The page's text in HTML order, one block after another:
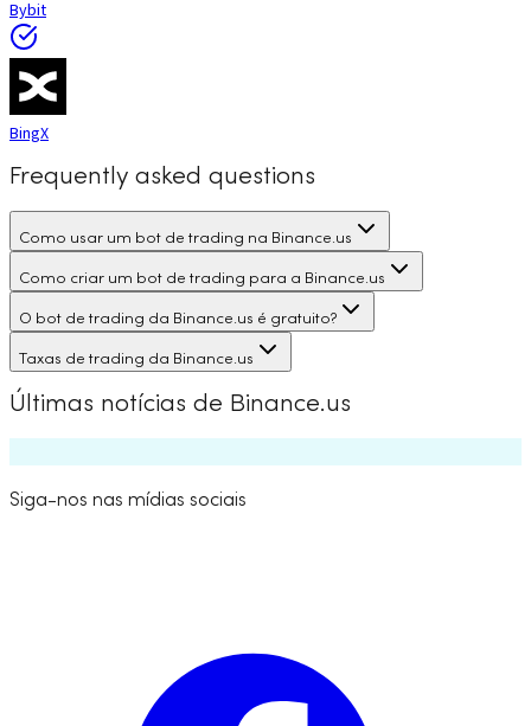
Bybit
BingX
Frequently asked questions
Como usar um bot de trading na Binance.us
Como criar um bot de trading para a Binance.us
O bot de trading da Binance.us é gratuito?
Taxas de trading da Binance.us
Últimas notícias de Binance.us
Siga-nos nas mídias sociais